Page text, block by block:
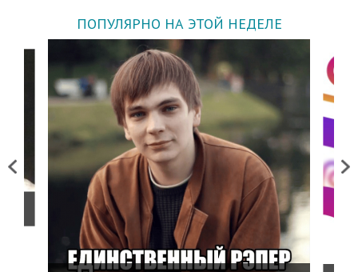
ПОПУЛЯРНО НА ЭТОЙ НЕДЕЛЕ
Previous Next